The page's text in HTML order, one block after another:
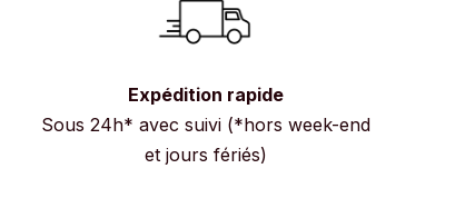
Expédition rapide
Sous 24h* avec suivi (*hors week-end
et jours fériés)